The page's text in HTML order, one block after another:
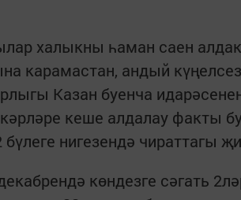
халыкны һаман саен
карамастан, андый
Казан буенча
кеше алдалау факты
нигезендә чираттагы
көндезге сәгать